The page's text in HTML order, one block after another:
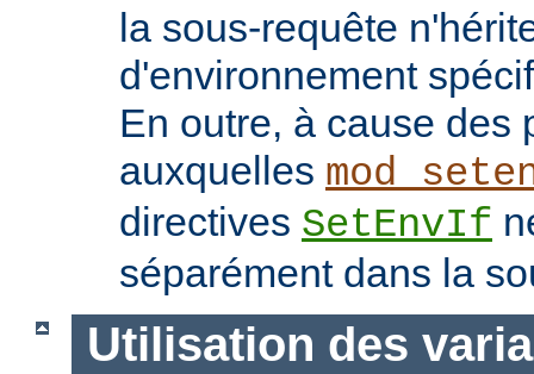
la sous-requête
d'environnement
En outre, à cause des
auxquelles
directives SetEnvIf
séparément dans la
Utilisation des